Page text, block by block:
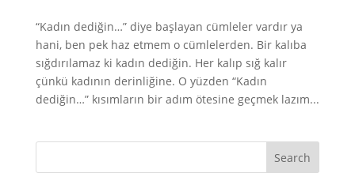
“Kadın dediğin…” diye başlayan cümleler vardır ya
hani, ben pek haz etmem o cümlelerden. Bir kalıba
sığdırılamaz ki kadın dediğin. Her kalıp sığ kalır
çünkü kadının derinliğine. O yüzden “Kadın
dediğin…” kısımların bir adım ötesine geçmek lazım...